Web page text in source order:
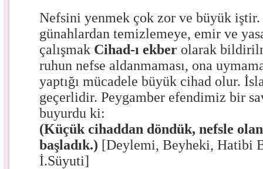
Nefsini yenmek çok zor ve büyük
günahlardan temizlemeye, emir ve
çalışmak Cihad-ı ekber olarak
ruhun nefse aldanmaması, ona
yaptığı mücadele büyük cihad olur.
geçerlidir. Peygamber efendimiz bir
buyurdu ki:
(Küçük cihaddan döndük, nefsle
başladık.) [Deylemi, Beyheki, Hatibi
İ.Süyuti]